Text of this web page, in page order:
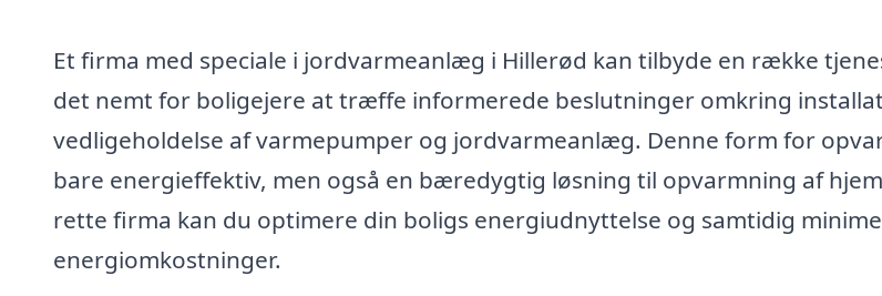
Et firma med speciale i jordvarmeanlæg i Hillerød kan tilbyde en række
det nemt for boligejere at træffe informerede beslutninger omkring
vedligeholdelse af varmepumper og jordvarmeanlæg. Denne form for
bare energieffektiv, men også en bæredygtig løsning til opvarmning af
rette firma kan du optimere din boligs energiudnyttelse og samtidig
energiomkostninger.